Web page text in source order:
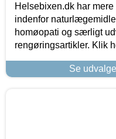
Helsebixen.dk har
indenfor
homøopati og særligt
rengøringsartikler. Klik
Se